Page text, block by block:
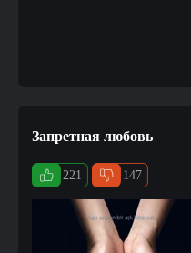
Запретная любовь
221 147